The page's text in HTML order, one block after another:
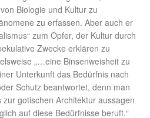
Biologie und Kultur zu
zu erfassen. Aber auch er
zum Opfer, der Kultur durch
Zwecke erklären zu
„…eine Binsenweisheit zu
Unterkunft das Bedürfnis nach
Schutz beantwortet, denn man
gotischen Architektur aussagen
auf diese Bedürfnisse beruft.“